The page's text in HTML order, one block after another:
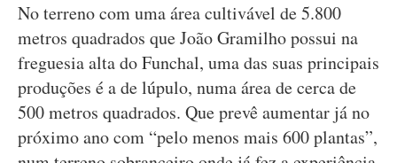
No terreno com uma área cultivável de 5.800
metros quadrados que João Gramilho possui na
freguesia alta do Funchal, uma das suas principais
produções é a de lúpulo, numa área de cerca de
500 metros quadrados. Que prevê aumentar já no
próximo ano com “pelo menos mais 600 plantas”,